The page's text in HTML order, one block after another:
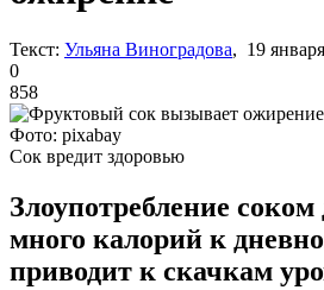
Текст: Ульяна Виноградова, 19
0
858
Фото: pixabay
Сок вредит здоровью
Злоупотребление соком
много калорий к
приводит к скачкам